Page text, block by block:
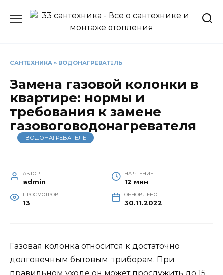
САНТЕХНИКА » ВОДОНАГРЕВАТЕЛЬ
Замена газовой колонки в
квартире: нормы и
требования к замене
газовоговодонагревателя
ВОДОНАГРЕВАТЕЛЬ
АВТОР
admin
НА ЧТЕНИЕ
12 мин
ПРОСМОТРОВ
13
ОБНОВЛЕНО
30.11.2022
Газовая колонка относится к достаточно
долговечным бытовым приборам. При
правильном уходе он может прослужить до 15